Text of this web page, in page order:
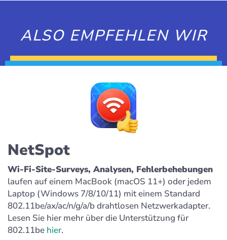
ALSO EMPFEHLEN WIR
NetSpot
Wi-Fi-Site-Surveys, Analysen, Fehlerbehebungen
laufen auf einem MacBook (macOS 11+) oder jedem
Laptop (Windows 7/8/10/11) mit einem Standard
802.11be/ax/ac/n/g/a/b drahtlosen Netzwerkadapter.
Lesen Sie hier mehr über die Unterstützung für
802.11be hier.